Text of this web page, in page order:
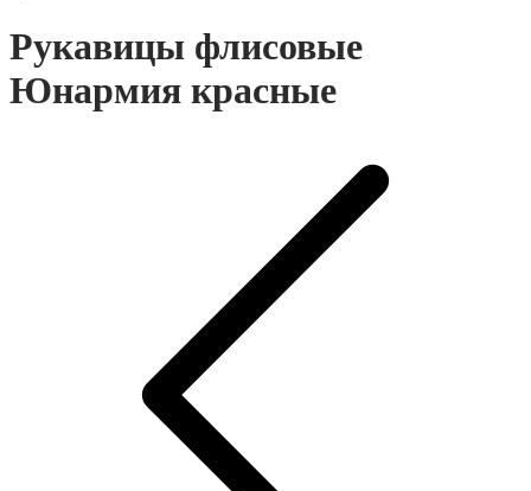
Рукавицы флисовые
Юнармия красные